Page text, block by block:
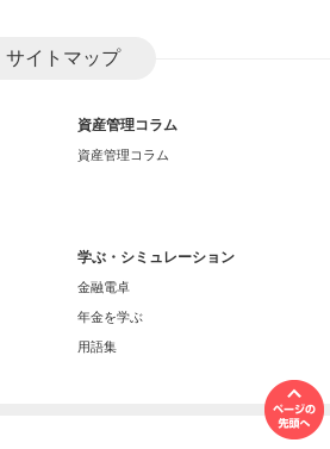
サイトマップ
資産管理コラム
資産管理コラム
学ぶ・シミュレーション
金融電卓
年金を学ぶ
用語集